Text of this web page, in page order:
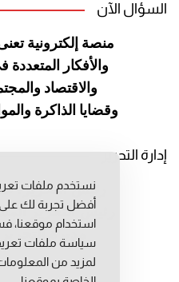
السؤال الآن
منصة إلكترونية
والأفكار
والاقتصاد
وقضايا الذاكرة
إدارة التحرير
رئيس التحرير:
رئيس التحرير
مديرة
نستخدم ملفات
أفضل تجربة لك
استخدام موقعنا،
سياسة ملفات تعريف
لمزيد من